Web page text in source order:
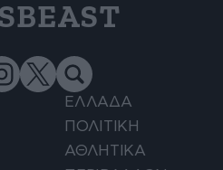
ΕΛΛΑΔΑ
ΠΟΛΙΤΙΚΗ
ΑΘΛΗΤΙΚΑ